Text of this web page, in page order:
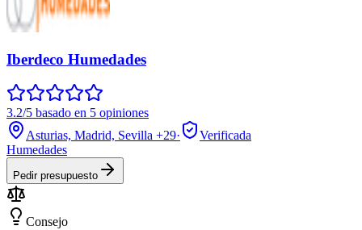
Iberdeco Humedades
3.2/5 basado en 5 opiniones
Asturias, Madrid, Sevilla +29·
Verificada
Humedades
Pedir presupuesto
Consejo